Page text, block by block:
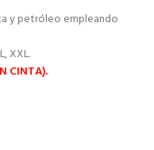
y petróleo empleando
XXL.
CINTA).